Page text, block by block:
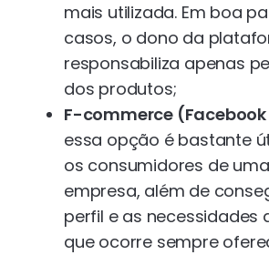
mais utilizada. Em boa
casos, o dono da
responsabiliza apenas
dos produtos;
F-commerce
essa opção é bastante
os consumidores de
empresa, além de
perfil e as necessidades
que ocorre sempre